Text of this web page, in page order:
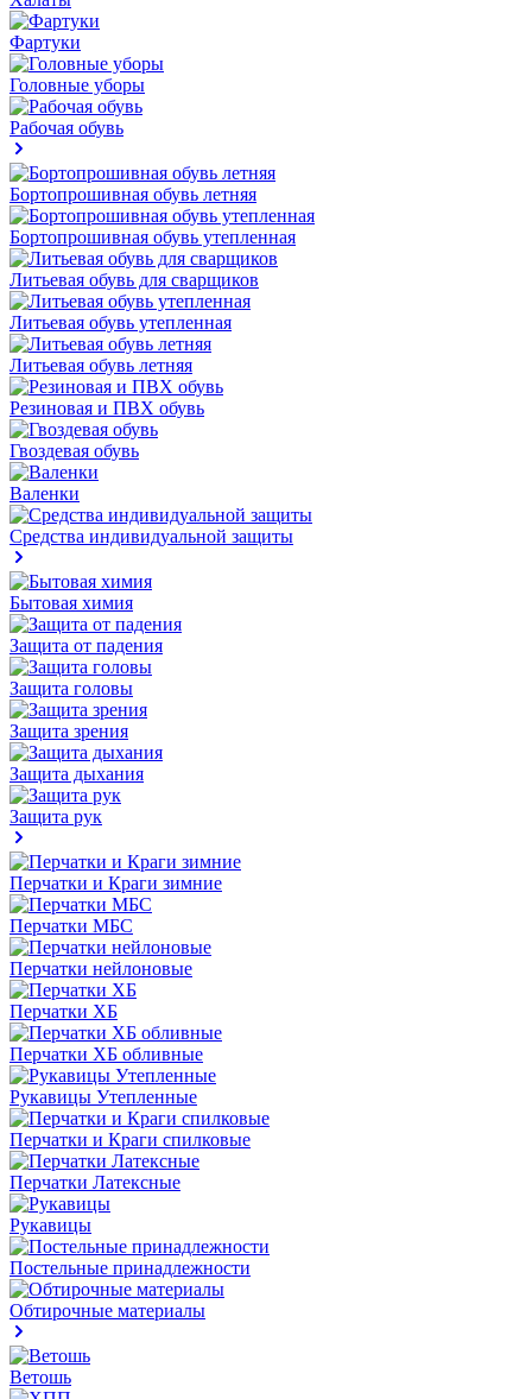
Фартуки
Головные уборы
Рабочая обувь
Бортопрошивная обувь летняя
Бортопрошивная обувь утепленная
Литьевая обувь для сварщиков
Литьевая обувь утепленная
Литьевая обувь летняя
Резиновая и ПВХ обувь
Гвоздевая обувь
Валенки
Средства индивидуальной защиты
Бытовая химия
Защита от падения
Защита головы
Защита зрения
Защита дыхания
Защита рук
Перчатки и Краги зимние
Перчатки МБС
Перчатки нейлоновые
Перчатки ХБ
Перчатки ХБ обливные
Рукавицы Утепленные
Перчатки и Краги спилковые
Перчатки Латексные
Рукавицы
Постельные принадлежности
Обтирочные материалы
Ветошь